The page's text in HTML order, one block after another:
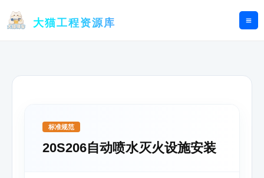
大猫工程资源库
标准规范
20S206自动喷水灭火设施安装